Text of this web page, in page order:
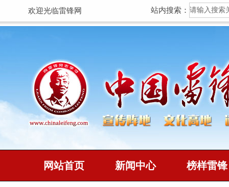
欢迎光临雷锋网 站内搜索：
网站首页 新闻中心 榜样雷锋